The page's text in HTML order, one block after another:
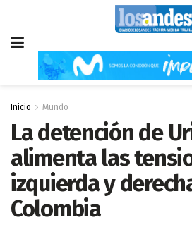
Inicio Mundo
La detención de
alimenta las
izquierda y
Colombia